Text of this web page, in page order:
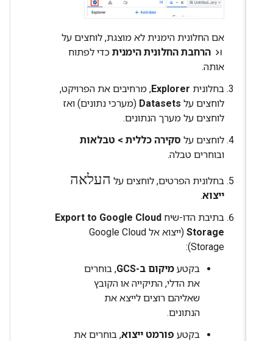
אם החלונית הימנית לא מוצגת, לוחצים על
הרחבת החלונית הימניתכדי לפתוח
אותה.
בחלוניתExplorer, מרחיבים את הפרויקט,
לוחצים עלDatasets(מערכי נתונים) ואז
לוחצים על מערך הנתונים.
לוחצים עלסקירה כללית>טבלאות
ובוחרים טבלה.
בחלונית הפרטים, לוחצים עלהעלאה
ייצוא.
בתיבת הדו-שיחExport to Google Cloud
Storage
(ייצוא אל Google Cloud
Storage):
בקטעמיקום ב-GCS
, בוחרים
את הדלי, התיקייה או הקובץ
שאליהם רוצים לייצא את
הנתונים.
בקטעפורמט ייצוא, בוחרים את